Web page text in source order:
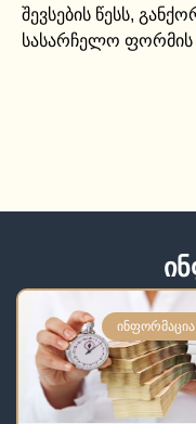
შევსების წესს,
სასარჩელო ფორმის
ᲘᲜᲤᲝᲠᲛᲐᲪᲘᲐ